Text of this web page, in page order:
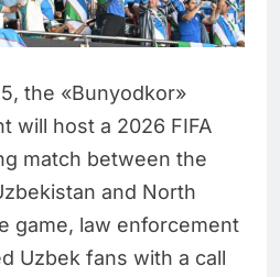
the «Bunyodkor»
will host a 2026 FIFA
match between the
and North
game, law enforcement
Uzbek fans with a call